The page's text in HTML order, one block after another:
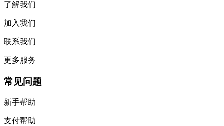
了解我们
加入我们
联系我们
更多服务
常见问题
新手帮助
支付帮助